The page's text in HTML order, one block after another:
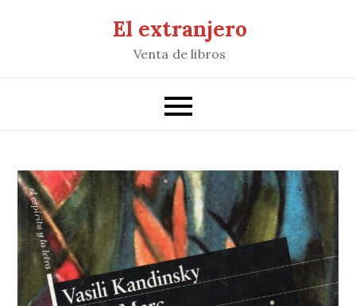
El extranjero
Venta de libros